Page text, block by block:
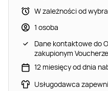
W zależności od
1 osoba
Dane kontaktowe do
zakupionym
12 miesięcy od dnia
Usługodawca